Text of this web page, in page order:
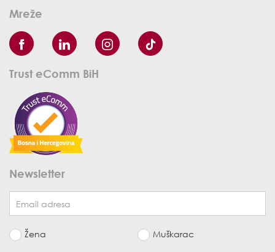
Mreže
Trust eComm BiH
Newsletter
Žena Muškarac